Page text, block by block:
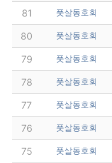
81 3/10(화)
풋살동호회
80 ***우천취소
풋살동호회
79 2/18(수)
풋살동호회
78 2/10(화)
풋살동호회
77 1/27(화)
풋살동호회
76 1/20(화)
풋살동호회
75 12/23(화)
풋살동호회